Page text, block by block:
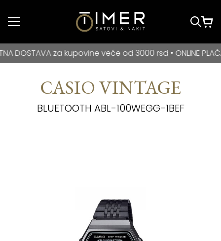
Idi do glavnog
BESPLATNA DOSTAVA za kupovine veće od 3000 rsd •
za kupovine veće od 3000 rsd • ONLINE PLAĆANJE NA
CASIO VINTAGE
BLUETOOTH ABL-100WEGG-1BEF